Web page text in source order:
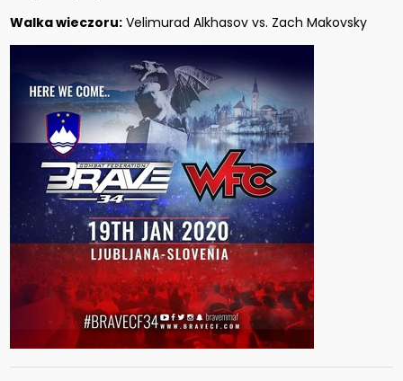
Walka wieczoru: Velimurad Alkhasov vs. Zach Makovsky